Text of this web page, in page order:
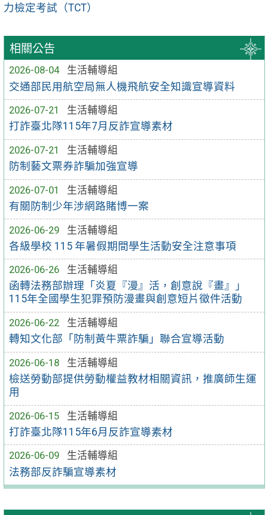
相關公告
2026-08-04
生活輔導組
交通部民用航空局無人機飛航安全知識宣導資料
2026-07-21
生活輔導組
打詐臺北隊115年7月反詐宣導素材
2026-07-21
生活輔導組
防制藝文票券詐騙加強宣導
2026-07-01
生活輔導組
有關防制少年涉網路賭博一案
2026-06-29
生活輔導組
各級學校 115 年暑假期間學生活動安全注意事項
2026-06-26
生活輔導組
函轉法務部辦理「炎夏『漫』活，創意說『畫』」
115年全國學生犯罪預防漫畫與創意短片徵件活動
2026-06-22
生活輔導組
轉知文化部「防制黃牛票詐騙」聯合宣導活動
2026-06-18
生活輔導組
檢送勞動部提供勞動權益教材相關資訊，推廣師生運
用
2026-06-15
生活輔導組
打詐臺北隊115年6月反詐宣導素材
2026-06-09
生活輔導組
法務部反詐騙宣導素材
力檢定考試（TCT）